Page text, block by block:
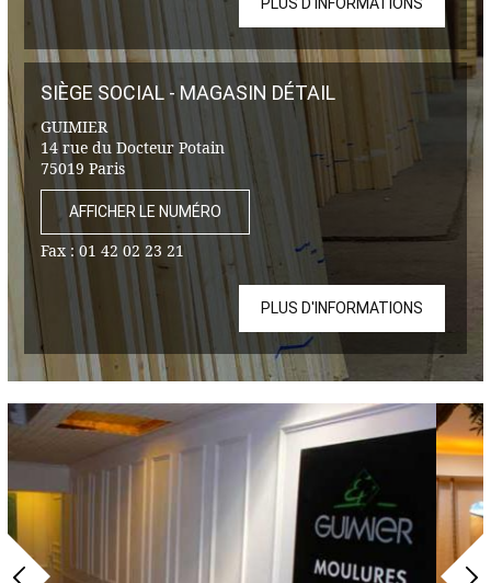
PLUS D'INFORMATIONS
SIÈGE SOCIAL - MAGASIN DÉTAIL
GUIMIER
14 rue du Docteur Potain
75019 Paris
AFFICHER LE NUMÉRO
Fax : 01 42 02 23 21
PLUS D'INFORMATIONS